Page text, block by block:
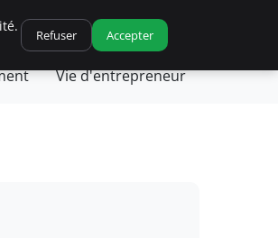
Leadership et management
Vie d'entrepreneur
Refuser Accepter